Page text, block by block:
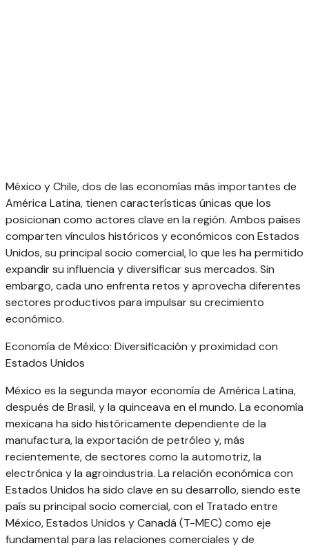
México y Chile, dos de las economías más importantes de
América Latina, tienen características únicas que los
posicionan como actores clave en la región. Ambos países
comparten vínculos históricos y económicos con Estados
Unidos, su principal socio comercial, lo que les ha permitido
expandir su influencia y diversificar sus mercados. Sin
embargo, cada uno enfrenta retos y aprovecha diferentes
sectores productivos para impulsar su crecimiento
económico.
Economía de México: Diversificación y proximidad con
Estados Unidos
México es la segunda mayor economía de América Latina,
después de Brasil, y la quinceava en el mundo. La economía
mexicana ha sido históricamente dependiente de la
manufactura, la exportación de petróleo y, más
recientemente, de sectores como la automotriz, la
electrónica y la agroindustria. La relación económica con
Estados Unidos ha sido clave en su desarrollo, siendo este
país su principal socio comercial, con el Tratado entre
México, Estados Unidos y Canadá (T-MEC) como eje
fundamental para las relaciones comerciales y de